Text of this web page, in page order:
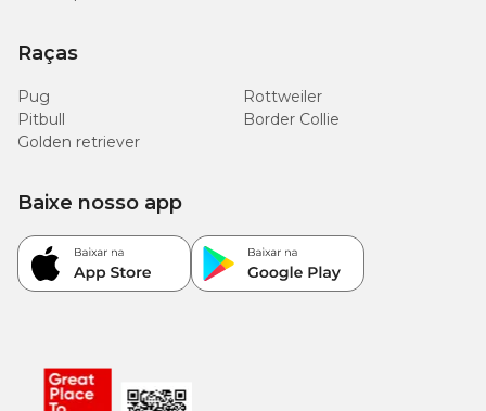
Raças
Pug
Rottweiler
Pitbull
Border Collie
Golden retriever
Baixe nosso app